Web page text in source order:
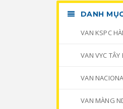
DANH
VAN KSPC
VAN VYC TÂY
VAN
VAN MÀNG